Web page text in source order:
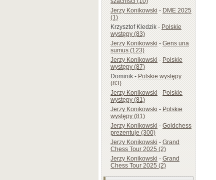
Jerzy Konikowski-DME 2025
(1)
Krzysztof Kledzik-Polskie
występy (83)
Jerzy Konikowski-Gens una
sumus (123)
Jerzy Konikowski-Polskie
występy (87)
Dominik-Polskie występy
(83)
Jerzy Konikowski-Polskie
występy (81)
Jerzy Konikowski-Polskie
występy (81)
Jerzy Konikowski-Goldchess
prezentuje (300)
Jerzy Konikowski-Grand
Chess Tour 2025 (2)
Jerzy Konikowski-Grand
Chess Tour 2025 (2)